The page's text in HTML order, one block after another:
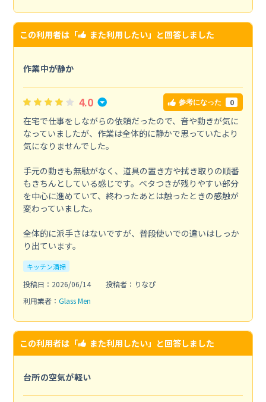
この利用者は「 また利用したい」と回答しました
作業中が静か
4.0 参考になった 0
在宅で仕事をしながらの依頼だったので、音や動きが気に
なっていましたが、作業は全体的に静かで思っていたより
気になりませんでした。
手元の動きも無駄がなく、道具の置き方や拭き取りの順番
もきちんとしている感じです。ベタつきが残りやすい部分
を中心に進めていて、終わったあとは触ったときの感触が
変わっていました。
全体的に派手さはないですが、普段使いでの違いはしっか
り出ています。
キッチン清掃
投稿日：2026/06/14
投稿者：りなぴ
利用業者： Glass Men
この利用者は「 また利用したい」と回答しました
台所の空気が軽い